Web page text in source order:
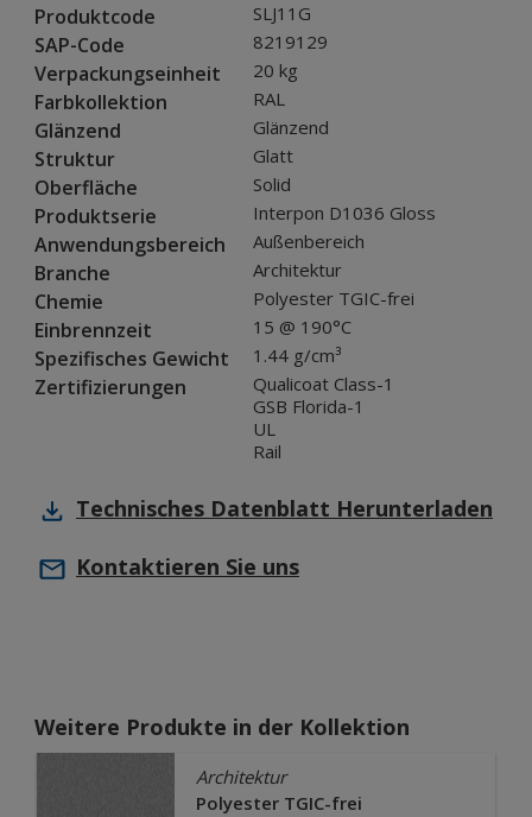
Produktcode SLJ11G
SAP-Code 8219129
Verpackungseinheit 20 kg
Farbkollektion RAL
Glänzend Glänzend
Struktur Glatt
Oberfläche Solid
Produktserie Interpon D1036 Gloss
Anwendungsbereich Außenbereich
Branche Architektur
Chemie Polyester TGIC-frei
Einbrennzeit 15 @ 190°C
Spezifisches Gewicht 1.44 g/cm³
Zertifizierungen
Qualicoat Class-1
GSB Florida-1
UL
Rail
Technisches Datenblatt Herunterladen
Kontaktieren Sie uns
Weitere Produkte in der Kollektion
Architektur
Polyester TGIC-frei